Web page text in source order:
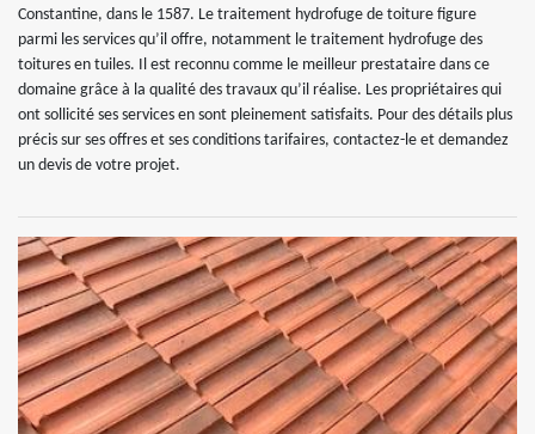
Constantine, dans le 1587. Le traitement hydrofuge de toiture figure
parmi les services qu’il offre, notamment le traitement hydrofuge des
toitures en tuiles. Il est reconnu comme le meilleur prestataire dans ce
domaine grâce à la qualité des travaux qu’il réalise. Les propriétaires qui
ont sollicité ses services en sont pleinement satisfaits. Pour des détails plus
précis sur ses offres et ses conditions tarifaires, contactez-le et demandez
un devis de votre projet.